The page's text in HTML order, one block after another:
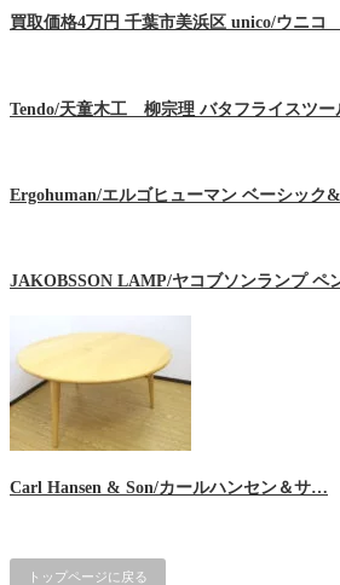
買取価格4万円 千葉市美浜区 unico/ウニ
Tendo/天童木工 柳宗理 バタフライスツ
Ergohuman/エルゴヒューマン ベーシック
JAKOBSSON LAMP/ヤコブソンランプ ペ
Carl Hansen & Son/カールハンセン＆サ…
トップページに戻る